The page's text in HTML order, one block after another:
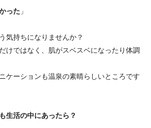
った 」
気持ちになりませんか？
けではなく、肌がスベスベになったり体調
ケーションも温泉の素晴らしいところです
生活の中にあったら？